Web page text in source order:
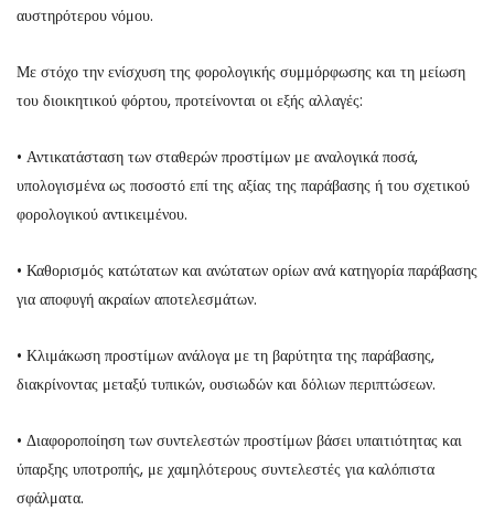
αυστηρότερου νόμου.
Με στόχο την ενίσχυση της φορολογικής συμμόρφωσης και τη μείωση
του διοικητικού φόρτου, προτείνονται οι εξής αλλαγές:
• Αντικατάσταση των σταθερών προστίμων με αναλογικά ποσά,
υπολογισμένα ως ποσοστό επί της αξίας της παράβασης ή του σχετικού
φορολογικού αντικειμένου.
• Καθορισμός κατώτατων και ανώτατων ορίων ανά κατηγορία παράβασης
για αποφυγή ακραίων αποτελεσμάτων.
• Κλιμάκωση προστίμων ανάλογα με τη βαρύτητα της παράβασης,
διακρίνοντας μεταξύ τυπικών, ουσιωδών και δόλιων περιπτώσεων.
• Διαφοροποίηση των συντελεστών προστίμων βάσει υπαιτιότητας και
ύπαρξης υποτροπής, με χαμηλότερους συντελεστές για καλόπιστα
σφάλματα.